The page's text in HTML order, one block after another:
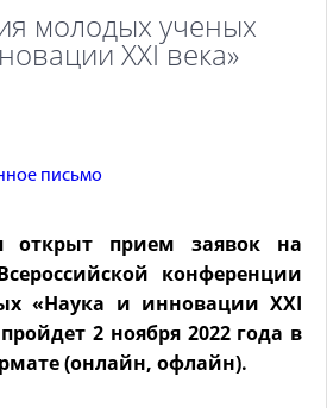
молодых ученых
XXI века»
письмо
открыт прием заявок на
конференции
«Наука и инновации XXI
2 ноября 2022 года в
(онлайн, офлайн).